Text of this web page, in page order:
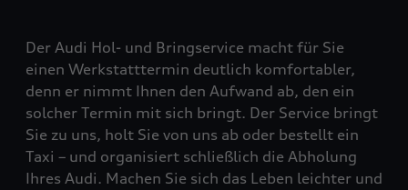
Der Audi Hol- und Bringservice macht für Sie
einen Werkstatttermin deutlich komfortabler,
denn er nimmt Ihnen den Aufwand ab, den ein
solcher Termin mit sich bringt. Der Service bringt
Sie zu uns, holt Sie von uns ab oder bestellt ein
Taxi – und organisiert schließlich die Abholung
Ihres Audi. Machen Sie sich das Leben leichter und